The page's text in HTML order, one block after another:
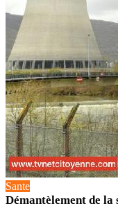
Sante
Démantèlement de